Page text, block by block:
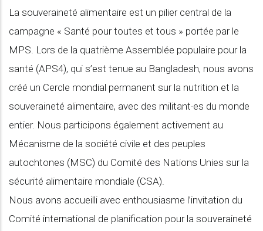
La souveraineté alimentaire est un pilier central de la
campagne « Santé pour toutes et tous » portée par le
MPS. Lors de la quatrième Assemblée populaire pour la
santé (APS4), qui s’est tenue au Bangladesh, nous avons
créé un Cercle mondial permanent sur la nutrition et la
souveraineté alimentaire, avec des militant·es du monde
entier. Nous participons également activement au
Mécanisme de la société civile et des peuples
autochtones (MSC) du Comité des Nations Unies sur la
sécurité alimentaire mondiale (CSA).
Nous avons accueilli avec enthousiasme l’invitation du
Comité international de planification pour la souveraineté